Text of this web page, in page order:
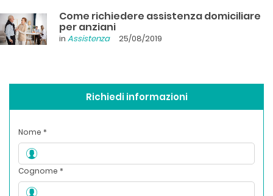
Come richiedere assistenza domiciliare
per anziani
in Assistenza 25/08/2019
Richiedi informazioni
Nome *
Cognome *